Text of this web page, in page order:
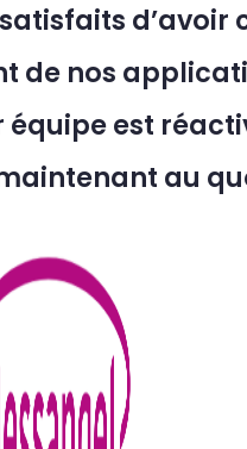
d’avoir
de nos
équipe est
au